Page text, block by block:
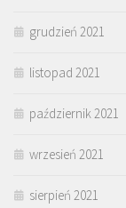
grudzień 2021
listopad 2021
październik 2021
wrzesień 2021
sierpień 2021